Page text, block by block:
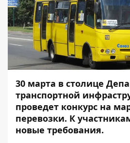
30 марта в столице
транспортной
проведет конкурс на
перевозки. К
новые требования.